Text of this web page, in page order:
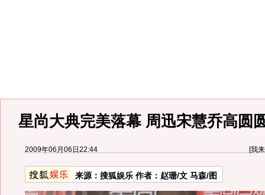
星尚大典完美落幕 周迅宋慧乔高圆
2009年06月06日22:44 [我
来源： 搜狐娱乐作者：赵珊/文 马森/图